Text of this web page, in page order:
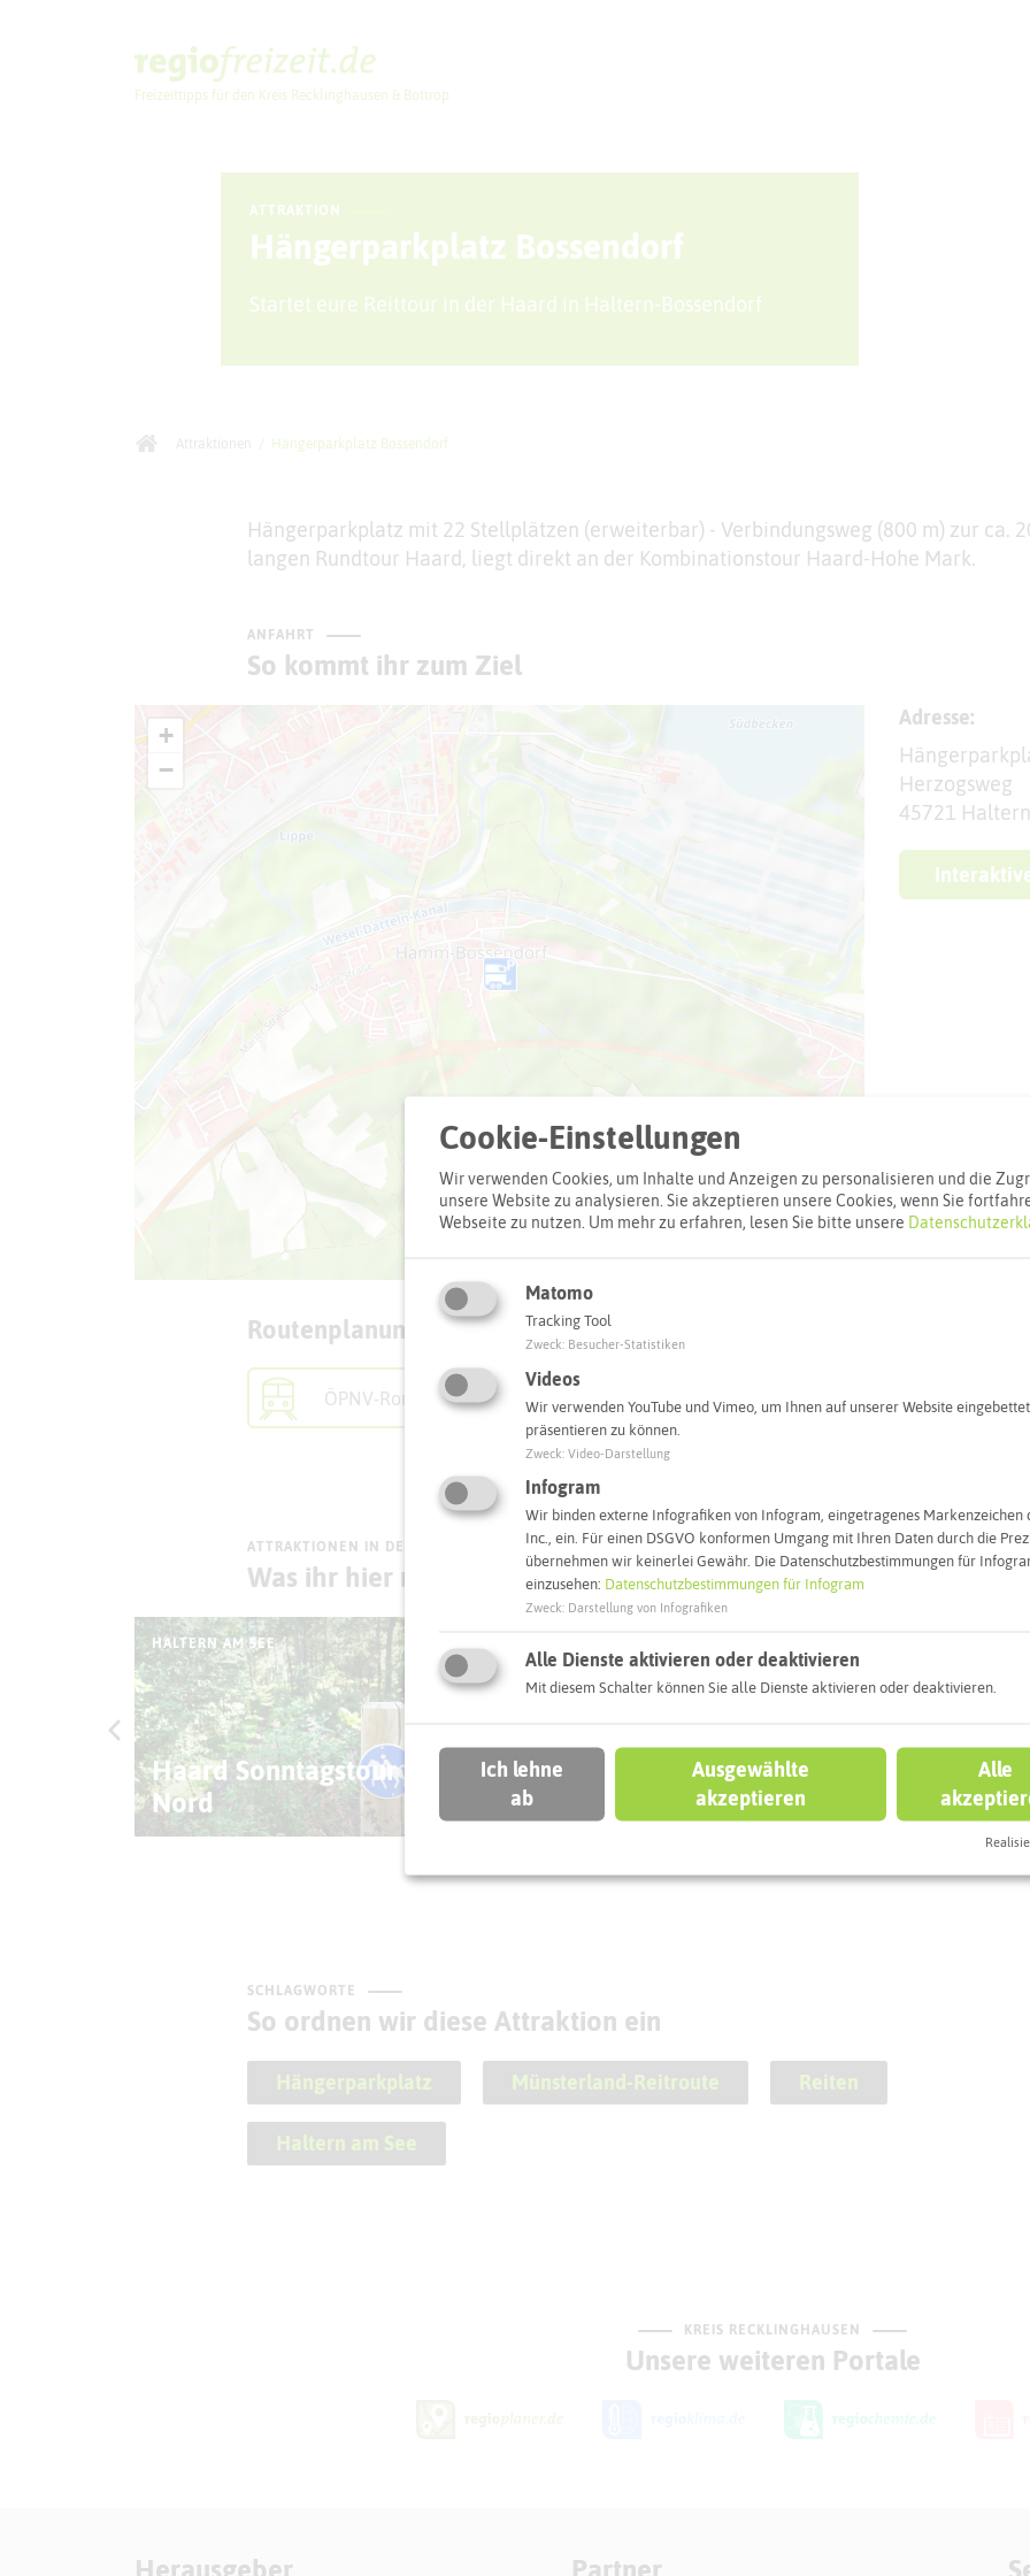
Freizeittipps für den Kreis Recklinghausen & Bottrop
Ausflugstipps Sport + Bewegung
ATTRAKTION
Hängerparkplatz Bossendorf
Startet eure Reittour in der Haard in Haltern-Bossendorf
Hängerparkplatz Bossendorf
Hängerparkplatz mit 22 Stellplätzen (erweiterbar) - Verbindungsweg (800 m) zur ca.
langen Rundtour Haard, liegt direkt an der Kombinationstour Haard-Hohe Mark.
ANFAHRT
So kommt ihr zum Ziel
+
−
Adresse:
Herzogsweg
45721
Routenplanung zum Ziel:
ÖPNV-Route finden Autoroute finden
ATTRAKTIONEN IN DER UMGEBUNG
Was ihr hier noch erleben könnt
HALTERN AM SEE
Haard Sonntagstour
Nord
Haard Rundtour
Münsterland-
SCHLAGWORTE
So ordnen wir diese Attraktion ein
Hängerparkplatz Münsterland-Reitroute Reiten
Haltern am See
KREIS RECKLINGHAUSEN
Unsere weiteren Portale
Cookie-Einstellungen
Wir verwenden Cookies, um Inhalte und Anzeigen zu personalisieren und die
unsere Website zu analysieren. Sie akzeptieren unsere Cookies, wenn Sie
Webseite zu nutzen. Um mehr zu erfahren, lesen Sie bitte unsere
Matomo
Tracking Tool
Zweck: Besucher-Statistiken
Videos
Wir verwenden YouTube und Vimeo, um Ihnen auf unserer Website
präsentieren zu können.
Zweck: Video-Darstellung
Infogram
Wir binden externe Infografiken von Infogram, eingetragenes Markenzeichen
Inc., ein. Für einen DSGVO konformen Umgang mit Ihren Daten durch die
übernehmen wir keinerlei Gewähr. Die Datenschutzbestimmungen für
einzusehen: Datenschutzbestimmungen für Infogram
Zweck: Darstellung von Infografiken
Alle Dienste aktivieren oder deaktivieren
Mit diesem Schalter können Sie alle Dienste aktivieren oder deaktivieren.
Ich lehne
ab
Ausgewählte
akzeptieren
Alle